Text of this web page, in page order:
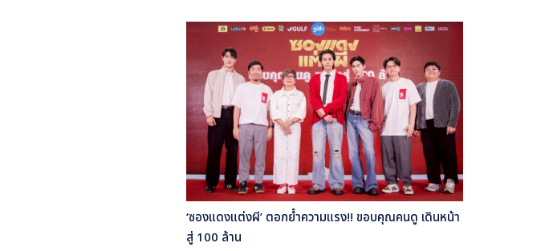
‘ซองแดงแต่งผี’ ตอกย้ำความแรง!! ขอบคุณคนดู เดินหน้า
สู่ 100 ล้าน